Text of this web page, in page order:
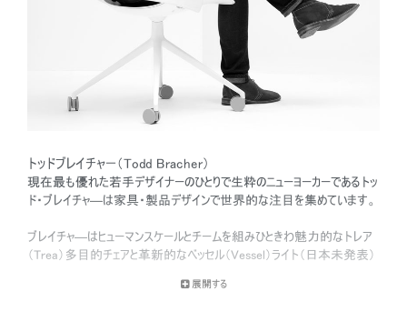
トッドブレイチャー（Todd Bracher）
現在最も優れた若手デザイナーのひとりで生粋のニューヨーカーであるトッ
ド・ブレイチャ―は家具・製品デザインで世界的な注目を集めています。
ブレイチャ―はヒューマンスケールとチームを組みひときわ魅力的なトレア
（Trea）多目的チェアと革新的なベッセル（Vessel）ライト（日本未発表）
作を模倣し手で調整する必要を無くしました。
展開する